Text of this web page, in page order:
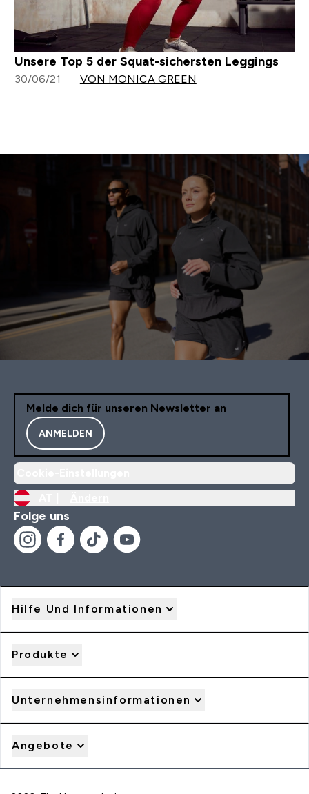
Unsere Top 5 der Squat-sichersten Leggings
30/06/21 VON MONICA GREEN
Melde dich für unseren Newsletter an
ANMELDEN
Folge uns
Hilfe Und Informationen
Produkte
Unternehmensinformationen
Angebote